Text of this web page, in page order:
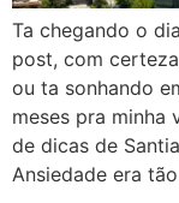
Ta chegando o
post, com
ou ta sonhando
meses pra minha
de dicas de
Ansiedade era